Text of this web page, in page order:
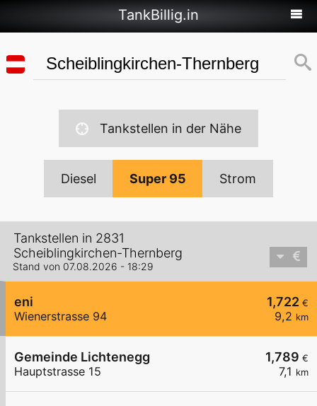
TankBillig.in
Tankstellen in der Nähe
Diesel Super 95 Strom
Tankstellen in 2831
Scheiblingkirchen-Thernberg
Stand von 07.08.2026 - 18:29
1,722 €
9,2 km
eni
Wienerstrasse 94
1,789 €
7,1 km
Gemeinde Lichtenegg
Hauptstrasse 15